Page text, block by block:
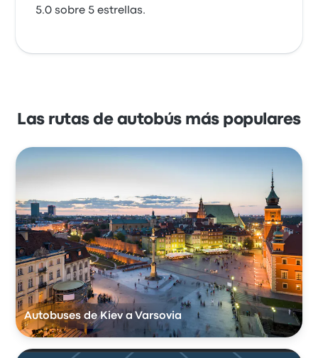
5.0 sobre 5 estrellas.
Las rutas de autobús más populares
Autobuses de Kiev a Varsovia